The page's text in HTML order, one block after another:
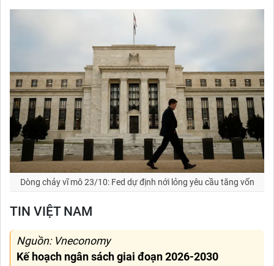
Dòng chảy vĩ mô 23/10: Fed dự định nới lỏng yêu cầu tăng vốn
TIN VIỆT NAM
Nguồn: Vneconomy
Kế hoạch ngân sách giai đoạn 2026-2030